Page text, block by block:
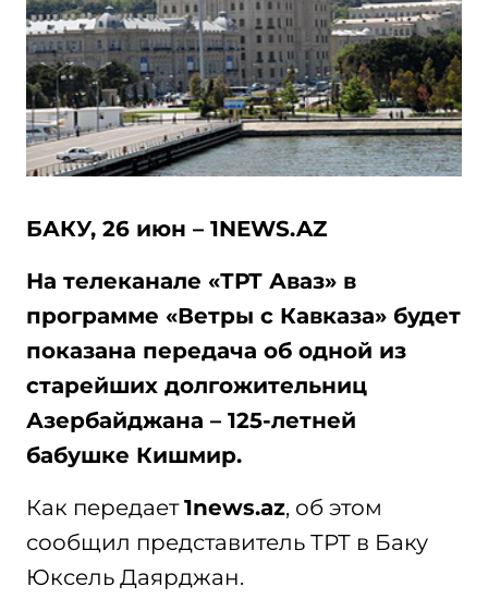
БАКУ, 26 июн – 1NEWS.AZ
На телеканале «ТРТ Аваз» в
программе «Ветры с Кавказа» будет
показана передача об одной из
старейших долгожительниц
Азербайджана – 125-летней
бабушке Кишмир.
Как передает1news.az, об этом
сообщил представитель ТРТ в Баку
Юксель Даярджан.